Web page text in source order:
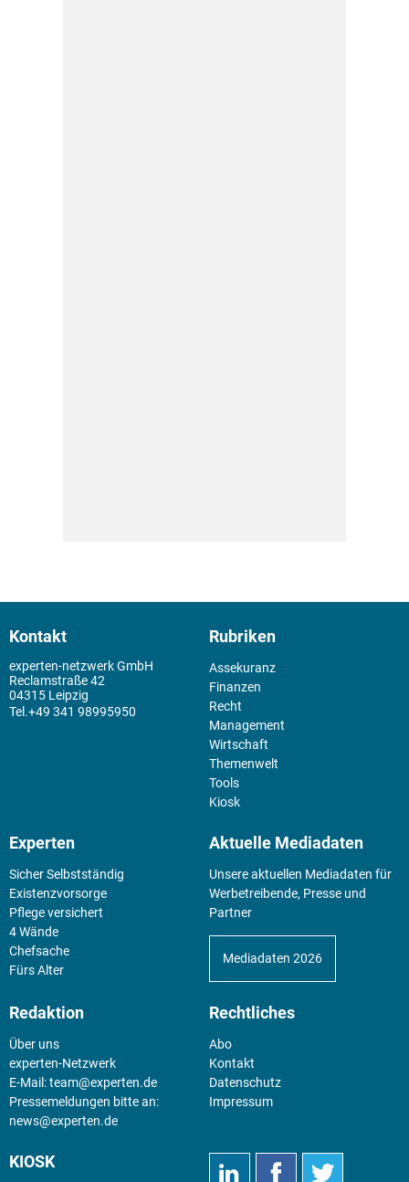
Kontakt
experten-netzwerk GmbH
Reclamstraße 42
04315 Leipzig
+49 341 98995950
Rubriken
Assekuranz
Finanzen
Recht
Management
Wirtschaft
Themenwelt
Tools
Kiosk
Experten
Sicher Selbstständig
Existenz­vorsorge
Pflege versichert
4 Wände
Chefsache
Fürs Alter
Aktuelle Mediadaten
Unsere aktuellen Mediadaten für
Werbetreibende, Presse und
Partner
Mediadaten 2026
Redaktion
Über uns
experten-Netzwerk
E-Mail:team@experten.de
Pressemeldungen bitte an:
news@experten.de
Rechtliches
Abo
Kontakt
Datenschutz
Impressum
KIOSK